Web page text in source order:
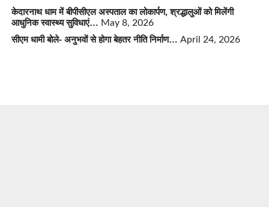
केदारनाथ धाम में बीपीसीएल अस्पताल का लोकार्पण, श्रद्धालुओं को मिलेंगी
आधुनिक स्वास्थ्य सुविधाएं… May 8, 2026
सीएम धामी बोले- अनुभवों से होगा बेहतर नीति निर्माण… April 24, 2026